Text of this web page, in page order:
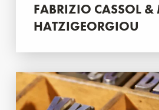
FABRIZIO CASSOL &
HATZIGEORGIOU